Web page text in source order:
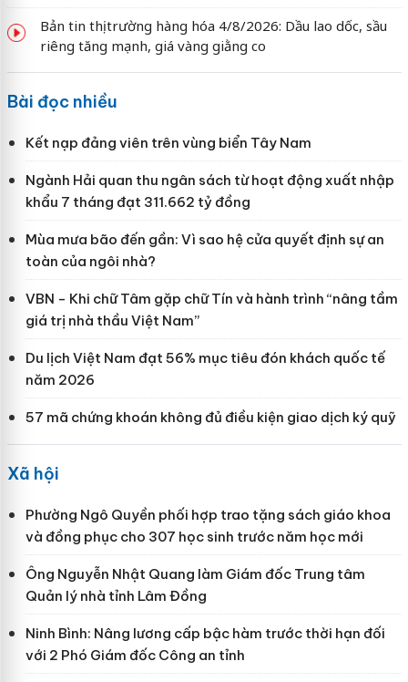
Bản tin thị trường hàng hóa 4/8/2026: Dầu lao dốc, sầu
riêng tăng mạnh, giá vàng giằng co
Bài đọc nhiều
Kết nạp đảng viên trên vùng biển Tây Nam
Ngành Hải quan thu ngân sách từ hoạt động xuất nhập
khẩu 7 tháng đạt 311.662 tỷ đồng
Mùa mưa bão đến gần: Vì sao hệ cửa quyết định sự an
toàn của ngôi nhà?
VBN - Khi chữ Tâm gặp chữ Tín và hành trình “nâng tầm
giá trị nhà thầu Việt Nam”
Du lịch Việt Nam đạt 56% mục tiêu đón khách quốc tế
năm 2026
57 mã chứng khoán không đủ điều kiện giao dịch ký quỹ
Xã hội
Phường Ngô Quyền phối hợp trao tặng sách giáo khoa
và đồng phục cho 307 học sinh trước năm học mới
Ông Nguyễn Nhật Quang làm Giám đốc Trung tâm
Quản lý nhà tỉnh Lâm Đồng
Ninh Bình: Nâng lương cấp bậc hàm trước thời hạn đối
với 2 Phó Giám đốc Công an tỉnh